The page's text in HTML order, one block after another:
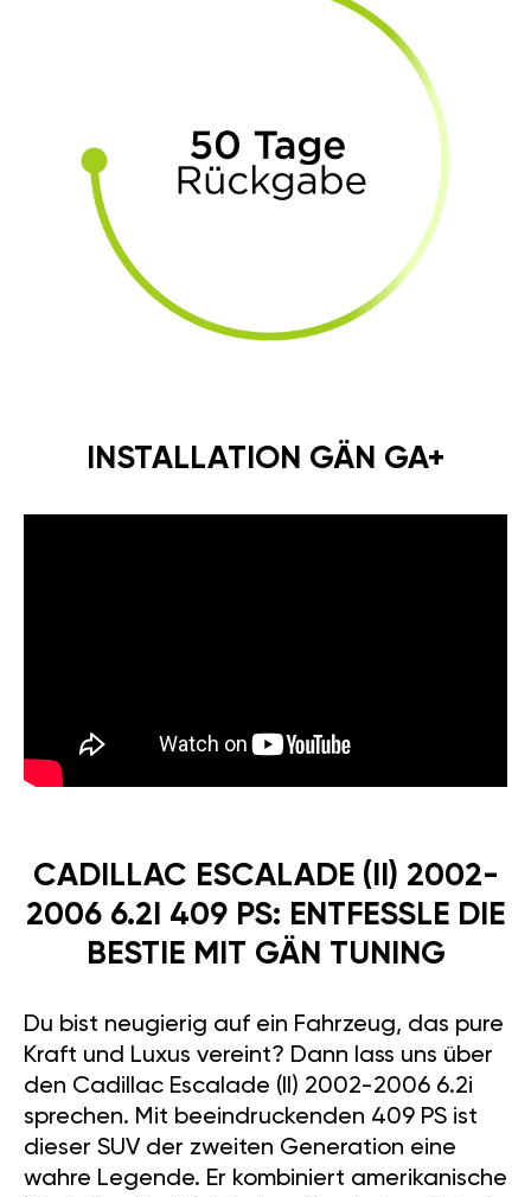
INSTALLATION GÄN GA+
CADILLAC ESCALADE (II) 2002-
2006 6.2I 409 PS: ENTFESSLE DIE
BESTIE MIT GÄN TUNING
Du bist neugierig auf ein Fahrzeug, das pure
Kraft und Luxus vereint? Dann lass uns über
den Cadillac Escalade (II) 2002-2006 6.2i
sprechen. Mit beeindruckenden 409 PS ist
dieser SUV der zweiten Generation eine
wahre Legende. Er kombiniert amerikanische